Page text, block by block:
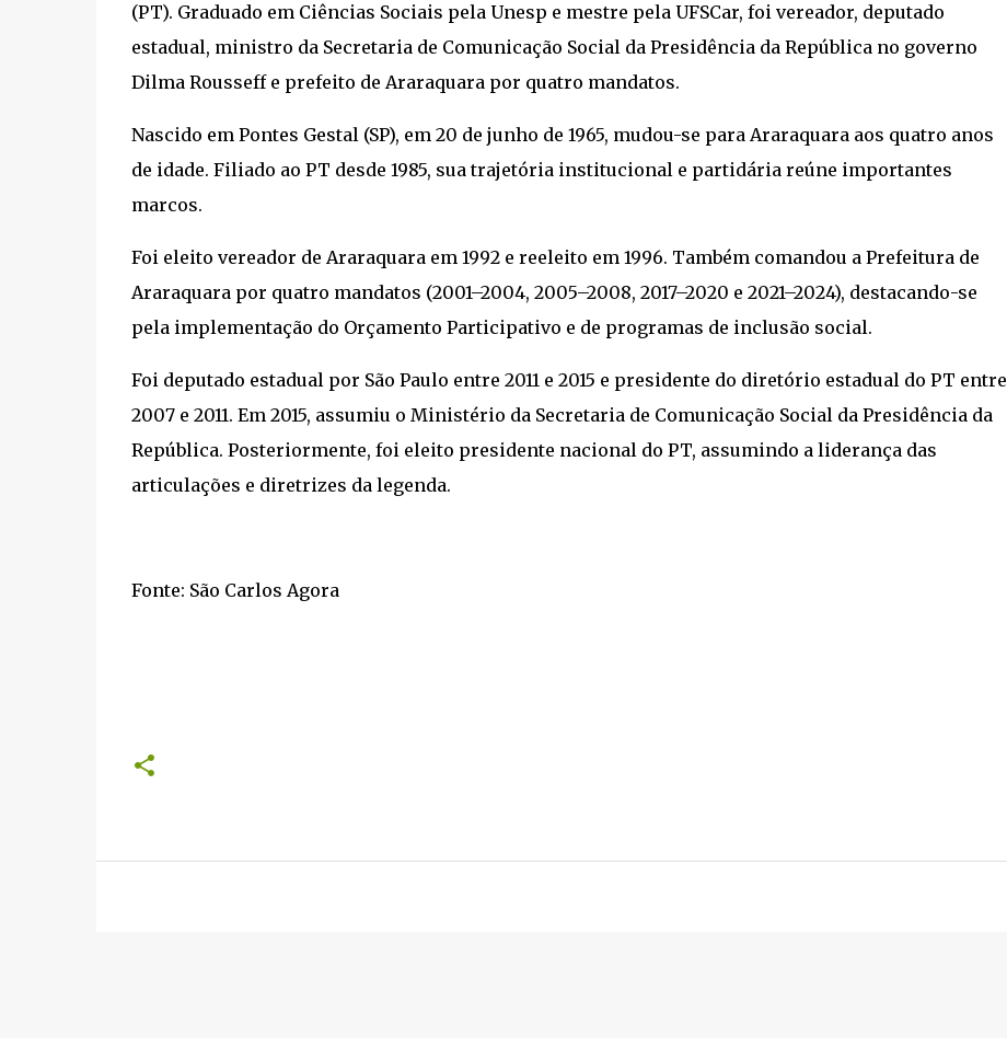
(PT). Graduado em Ciências Sociais pela Unesp e mestre pela UFSCar, foi vereador, deputado
estadual, ministro da Secretaria de Comunicação Social da Presidência da República no governo
Dilma Rousseff e prefeito de Araraquara por quatro mandatos.
Nascido em Pontes Gestal (SP), em 20 de junho de 1965, mudou-se para Araraquara aos quatro anos
de idade. Filiado ao PT desde 1985, sua trajetória institucional e partidária reúne importantes
marcos.
Foi eleito vereador de Araraquara em 1992 e reeleito em 1996. Também comandou a Prefeitura de
Araraquara por quatro mandatos (2001–2004, 2005–2008, 2017–2020 e 2021–2024), destacando-se
pela implementação do Orçamento Participativo e de programas de inclusão social.
Foi deputado estadual por São Paulo entre 2011 e 2015 e presidente do diretório estadual do PT entre
2007 e 2011. Em 2015, assumiu o Ministério da Secretaria de Comunicação Social da Presidência da
República. Posteriormente, foi eleito presidente nacional do PT, assumindo a liderança das
articulações e diretrizes da legenda.
Fonte: São Carlos Agora